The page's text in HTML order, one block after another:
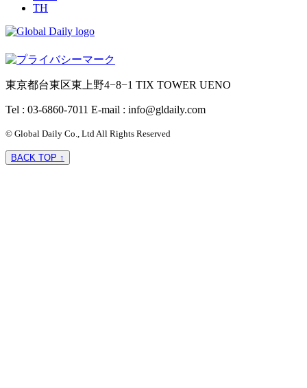
TH
東京都台東区東上野4−8−1 TIX TOWER UENO
Tel : 03-6860-7011 E-mail : info@gldaily.com
© Global Daily Co., Ltd All Rights Reserved
BACK TOP ↑